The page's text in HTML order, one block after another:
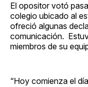
El opositor votó
colegio ubicado al
ofreció algunas
comunicación.
miembros de su
“Hoy comienza el